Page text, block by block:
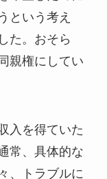
という考え
た。おそら
親権にしてい
入を得ていた
常、具体的な
、トラブルに